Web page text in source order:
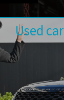
Used car